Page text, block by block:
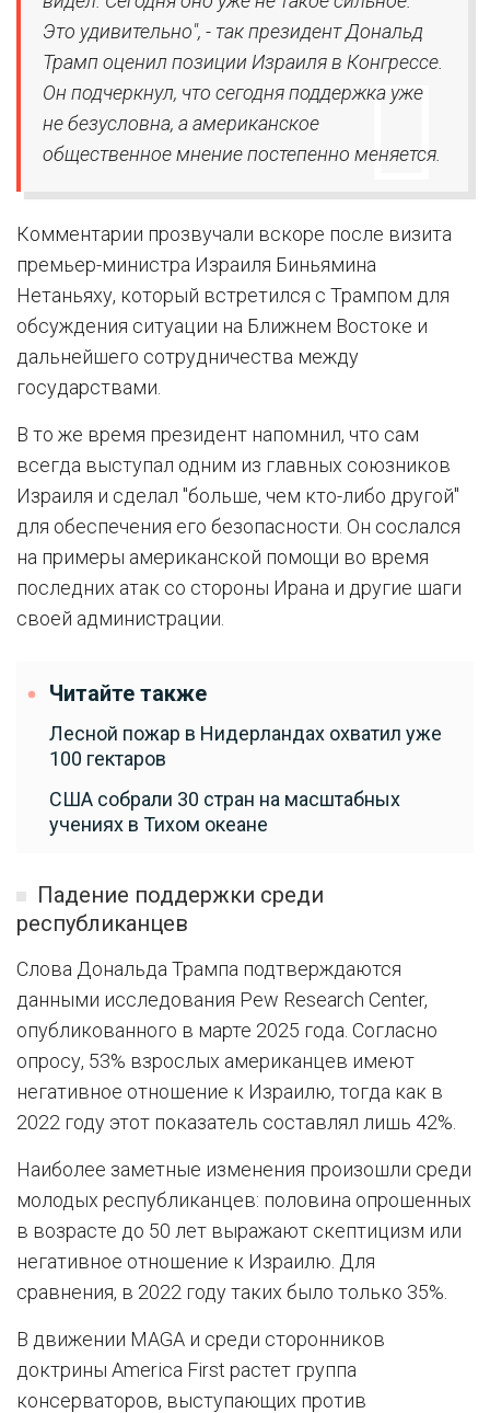
Это удивительно", - так президент Дональд
Трамп оценил позиции Израиля в Конгрессе.
Он подчеркнул, что сегодня поддержка уже
не безусловна, а американское
общественное мнение постепенно меняется.
Комментарии прозвучали вскоре после визита
премьер-министра Израиля Биньямина
Нетаньяху, который встретился с Трампом для
обсуждения ситуации на Ближнем Востоке и
дальнейшего сотрудничества между
государствами.
В то же время президент напомнил, что сам
всегда выступал одним из главных союзников
Израиля и сделал "больше, чем кто-либо другой"
для обеспечения его безопасности. Он сослался
на примеры американской помощи во время
последних атак со стороны Ирана и другие шаги
своей администрации.
Читайте также
Лесной пожар в Нидерландах охватил уже
100 гектаров
США собрали 30 стран на масштабных
учениях в Тихом океане
Падение поддержки среди
республиканцев
Слова Дональда Трампа подтверждаются
данными исследования Pew Research Center,
опубликованного в марте 2025 года. Согласно
опросу, 53% взрослых американцев имеют
негативное отношение к Израилю, тогда как в
2022 году этот показатель составлял лишь 42%.
Наиболее заметные изменения произошли среди
молодых республиканцев: половина опрошенных
в возрасте до 50 лет выражают скептицизм или
негативное отношение к Израилю. Для
сравнения, в 2022 году таких было только 35%.
В движении MAGA и среди сторонников
доктрины America First растет группа
консерваторов, выступающих против